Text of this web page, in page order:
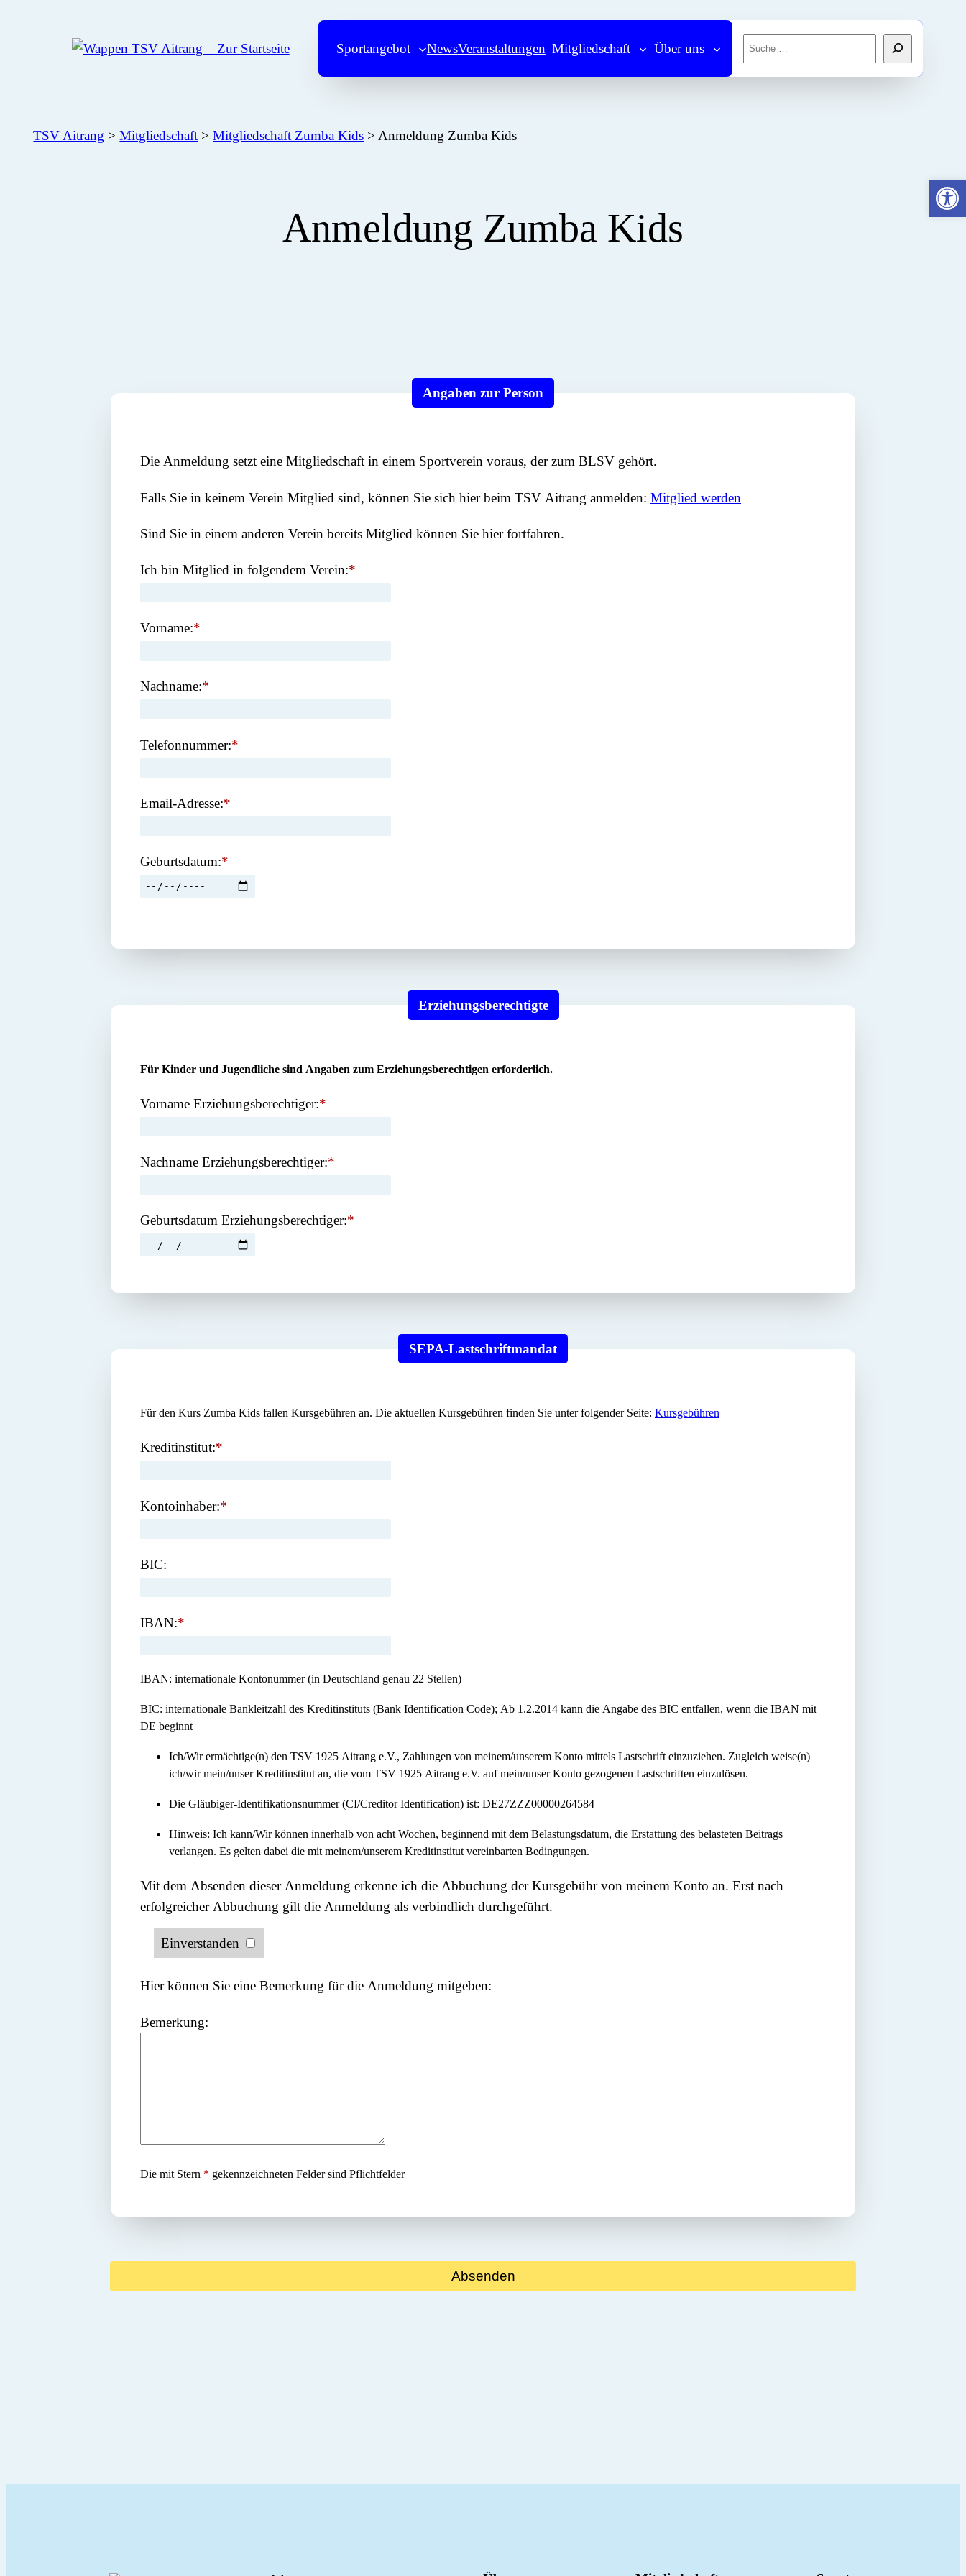
Sportangebot NewsVeranstaltungen Mitgliedschaft Über uns Suchen
TSV Aitrang >Mitgliedschaft >Mitgliedschaft Zumba Kids > Anmeldung Zumba Kids
Anmeldung Zumba Kids
Angaben zur Person
Die Anmeldung setzt eine Mitgliedschaft in einem Sportverein voraus, der zum BLSV gehört.
Falls Sie in keinem Verein Mitglied sind, können Sie sich hier beim TSV Aitrang anmelden: Mitglied werden
Sind Sie in einem anderen Verein bereits Mitglied können Sie hier fortfahren.
Ich bin Mitglied in folgendem Verein:*
Vorname:*
Nachname:*
Telefonnummer:*
Email-Adresse:*
Geburtsdatum:*
Erziehungsberechtigte
Für Kinder und Jugendliche sind Angaben zum Erziehungsberechtigen erforderlich.
Vorname Erziehungsberechtiger:*
Nachname Erziehungsberechtiger:*
Geburtsdatum Erziehungsberechtiger:*
SEPA-Lastschriftmandat
Für den Kurs Zumba Kids fallen Kursgebühren an. Die aktuellen Kursgebühren finden Sie unter folgender Seite: Kursgebühren
Kreditinstitut:*
Kontoinhaber:*
BIC:
IBAN:*
IBAN: internationale Kontonummer (in Deutschland genau 22 Stellen)
BIC: internationale Bankleitzahl des Kreditinstituts (Bank Identification Code); Ab 1.2.2014 kann die Angabe des BIC entfallen, wenn die IBAN mit
DE beginnt
Ich/Wir ermächtige(n) den TSV 1925 Aitrang e.V., Zahlungen von meinem/unserem Konto mittels Lastschrift einzuziehen. Zugleich weise(n)
ich/wir mein/unser Kreditinstitut an, die vom TSV 1925 Aitrang e.V. auf mein/unser Konto gezogenen Lastschriften einzulösen.
Die Gläubiger-Identifikationsnummer (CI/Creditor Identification) ist: DE27ZZZ00000264584
Hinweis: Ich kann/Wir können innerhalb von acht Wochen, beginnend mit dem Belastungsdatum, die Erstattung des belasteten Beitrags
verlangen. Es gelten dabei die mit meinem/unserem Kreditinstitut vereinbarten Bedingungen.
Mit dem Absenden dieser Anmeldung erkenne ich die Abbuchung der Kursgebühr von meinem Konto an. Erst nach
erfolgreicher Abbuchung gilt die Anmeldung als verbindlich durchgeführt.
Einverstanden
Hier können Sie eine Bemerkung für die Anmeldung mitgeben:
Bemerkung:
Die mit Stern * gekennzeichneten Felder sind Pflichtfelder
Werkzeugleiste öffnen